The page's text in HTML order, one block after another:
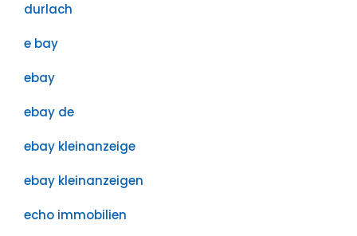
durlach
e bay
ebay
ebay de
ebay kleinanzeige
ebay kleinanzeigen
echo immobilien